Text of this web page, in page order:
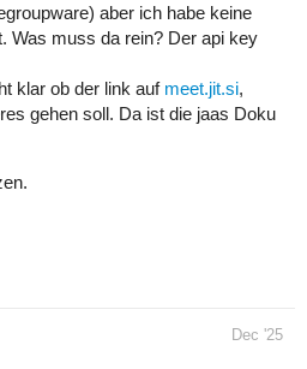
aber ich habe keine
Was muss da rein? Der api key
klar ob der link auf meet.jit.si,
gehen soll. Da ist die jaas Doku
Dec '25